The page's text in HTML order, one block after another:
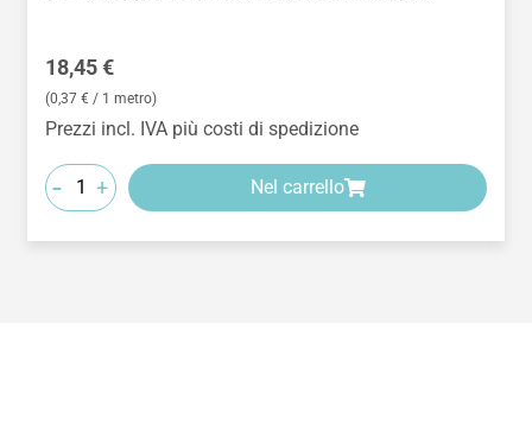
Prezzo normale:
18,45 €
(0,37 € / 1 metro)
Prezzi incl. IVA più costi di spedizione
- + Nel carrello